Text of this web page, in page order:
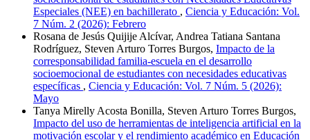
Especiales (NEE) en bachillerato , Ciencia y Educación: Vol.
7 Núm. 2 (2026): Febrero
Rosana de Jesús Quijije Alcívar, Andrea Tatiana Santana
Rodríguez, Steven Arturo Torres Burgos, Impacto de la
corresponsabilidad familia-escuela en el desarrollo
socioemocional de estudiantes con necesidades educativas
específicas , Ciencia y Educación: Vol. 7 Núm. 5 (2026):
Mayo
Tanya Mirelly Acosta Bonilla, Steven Arturo Torres Burgos,
Impacto del uso de herramientas de inteligencia artificial en la
motivación escolar y el rendimiento académico en Educación